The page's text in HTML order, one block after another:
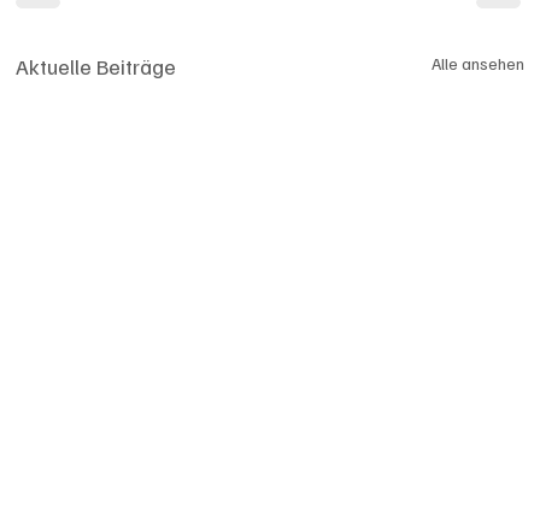
Aktuelle Beiträge Alle ansehen